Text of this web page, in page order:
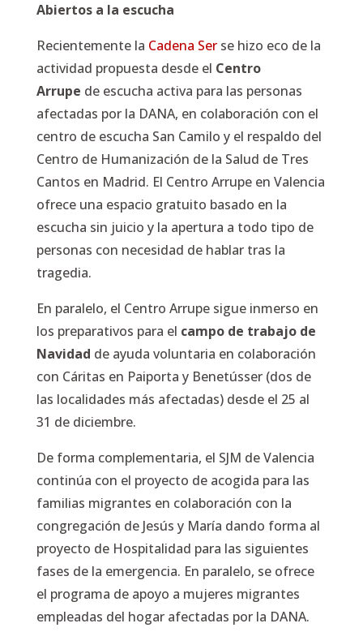
Abiertos a la escucha
Recientemente la Cadena Serse hizo eco de la
actividad propuesta desde el Centro
Arrupe de escucha activa para las personas
afectadas por la DANA, en colaboración con el
centro de escucha San Camilo y el respaldo del
Centro de Humanización de la Salud de Tres
Cantos en Madrid. El Centro Arrupe en Valencia
ofrece una espacio gratuito basado en la
escucha sin juicio y la apertura a todo tipo de
personas con necesidad de hablar tras la
tragedia.
En paralelo, el Centro Arrupe sigue inmerso en
los preparativos para el campo de trabajo de
Navidad de ayuda voluntaria en colaboración
con Cáritas en Paiporta y Benetússer (dos de
las localidades más afectadas) desde el 25 al
31 de diciembre.
De forma complementaria, el SJM de Valencia
continúa con el proyecto de acogida para las
familias migrantes en colaboración con la
congregación de Jesús y María dando forma al
proyecto de Hospitalidad para las siguientes
fases de la emergencia. En paralelo, se ofrece
el programa de apoyo a mujeres migrantes
empleadas del hogar afectadas por la DANA.